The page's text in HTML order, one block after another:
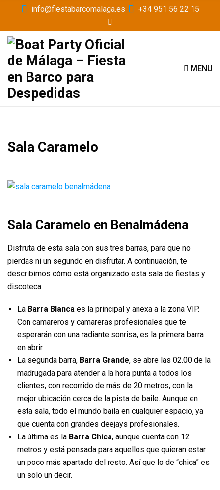
info@fiestabarcomalaga.es +34 951 56 22 15
MENU
Sala Caramelo
Sala Caramelo en Benalmádena
Disfruta de esta sala con sus tres barras, para que no
pierdas ni un segundo en disfrutar. A continuación, te
describimos cómo está organizado esta sala de fiestas y
discoteca:
La Barra Blanca es la principal y anexa a la zona VIP.
Con camareros y camareras profesionales que te
esperarán con una radiante sonrisa, es la primera barra
en abrir.
La segunda barra, Barra Grande, se abre las 02.00 de la
madrugada para atender a la hora punta a todos los
clientes, con recorrido de más de 20 metros, con la
mejor ubicación cerca de la pista de baile. Aunque en
esta sala, todo el mundo baila en cualquier espacio, ya
que cuenta con grandes deejays profesionales.
La última es la Barra Chica, aunque cuenta con 12
metros y está pensada para aquellos que quieran estar
un poco más apartado del resto. Así que lo de “chica” es
un solo un decir.